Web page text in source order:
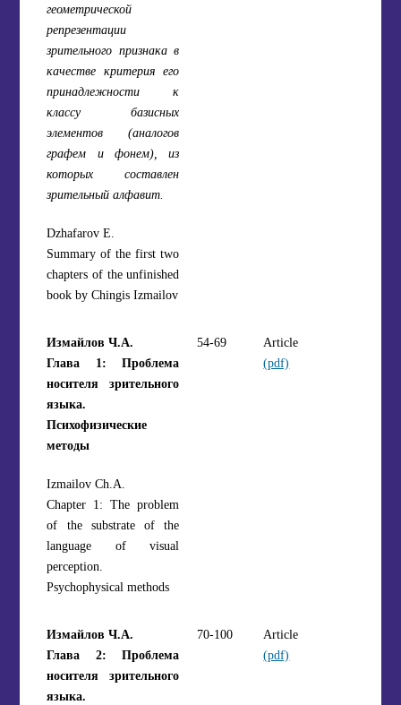
геометрической
репрезентации
зрительного признака в
качестве критерия его
принадлежности к
классу базисных
элементов (аналогов
графем и фонем), из
которых составлен
зрительный алфавит.
Dzhafarov E.
Summary of the first two
chapters of the unfinished
book by Chingis Izmailov
Измайлов Ч.А.
Глава 1: Проблема
носителя зрительного
языка.
Психофизические
методы
Izmailov Ch.A.
Chapter 1: The problem
of the substrate of the
language of visual
perception.
Psychophysical methods
54-69
Article
(pdf)
Измайлов Ч.А.
Глава 2: Проблема
носителя зрительного
языка.
70-100
Article
(pdf)